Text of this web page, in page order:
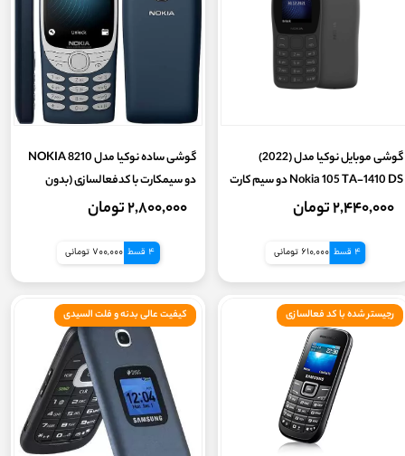
گوشی موبایل نوکیا مدل (2022)
Nokia 105 TA-1410 DS دو سیم کارت
| ویتنام (گارانتی7 روزه سلامت کالا)
۲,۴۴۰,۰۰۰ تومان
4 قسط 610,000 تومانی
گوشی ساده نوکیا مدل NOKIA 8210
دو سیمکارت با کدفعالسازی (بدون
گارانتی شرکتی)
۲,۸۰۰,۰۰۰ تومان
4 قسط 700,000 تومانی
رجیستر شده با کد فعالسازی کیفیت عالی بدنه و فلت السیدی